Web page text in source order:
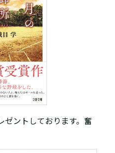
ゼントしております。奮